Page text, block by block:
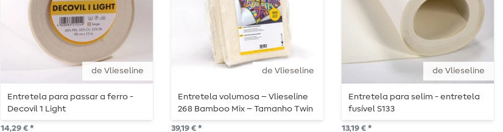
de Vlieseline
Entretela para passar a ferro -
Decovil 1 Light
14,29 € *
de Vlieseline
Entretela volumosa – Vlieseline
268 Bamboo Mix – Tamanho Twin
39,19 € *
de Vlieseline
Entretela para selim - entretela
fusível S133
13,19 € *